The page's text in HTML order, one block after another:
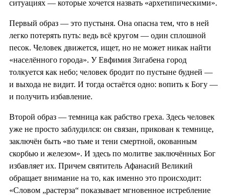
ситуациях — которые хочется назвать «архетипическими».
Первый образ — это пустыня. Она опасна тем, что в ней
легко потерять путь: ведь всё кругом — один сплошной
песок. Человек движется, ищет, но не может никак найти
«населённого города». У Евфимия Зигабена город
толкуется как небо; человек бродит по пустыне будней —
и выхода не видит. И тогда остаётся одно: вопить к Богу —
и получить избавление.
Второй образ — темница как рабство греха. Здесь человек
уже не просто заблудился: он связан, прикован к темнице,
заключён быть «во тьме и тени смертной, окованным
скорбью и железом». И здесь по молитве заключённых Бог
избавляет их. Причем святитель Афанасий Великий
обращает внимание на то, как именно это происходит:
«Словом „растерза“ показывает мгновенное истребление